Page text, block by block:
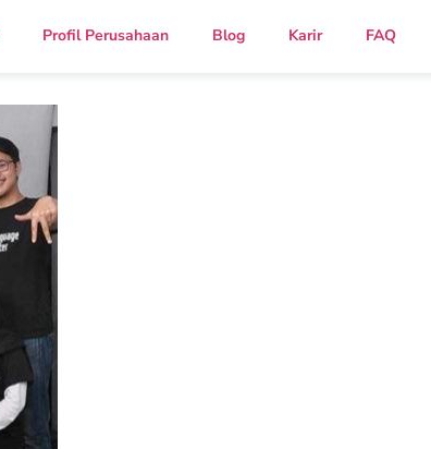
Profil Perusahaan Blog Karir FAQ